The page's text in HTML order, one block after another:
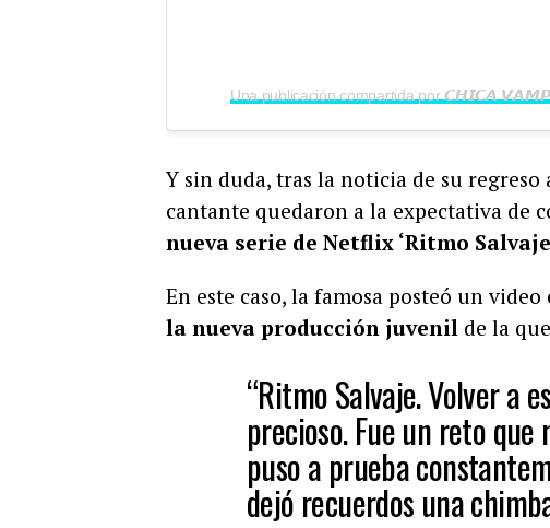
Y sin duda, tras la noticia de su
cantante quedaron a la expectativa de
nueva serie de Netflix ‘Ritmo
En este caso, la famosa posteó un video
la nueva producción juvenil de la
“Ritmo Salvaje. Volver a
precioso. Fue un reto
puso a prueba
dejó recuerdos una